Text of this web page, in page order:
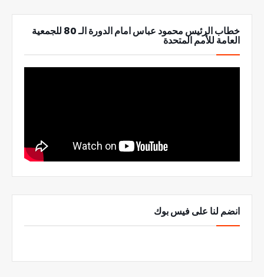
خطاب الرئيس محمود عباس امام الدورة الـ 80 للجمعية
العامة للأمم المتحدة
انضم لنا على فيس بوك